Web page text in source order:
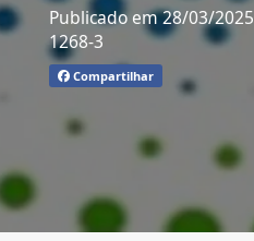
Publicado em 28/03/2025
1268-3
Compartilhar